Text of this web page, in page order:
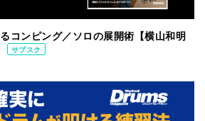
コンピング／ソロの展開術【横山和明
サブスク